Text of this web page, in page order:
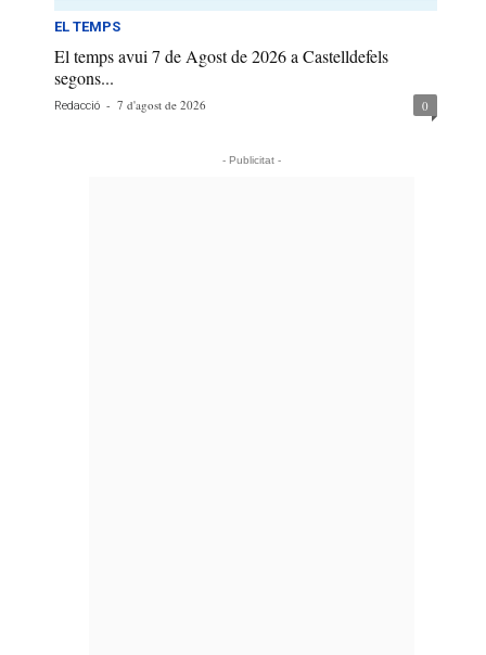
EL TEMPS
El temps avui 7 de Agost de 2026 a Castelldefels
segons...
Redacció - 7 d'agost de 2026 0
- Publicitat -